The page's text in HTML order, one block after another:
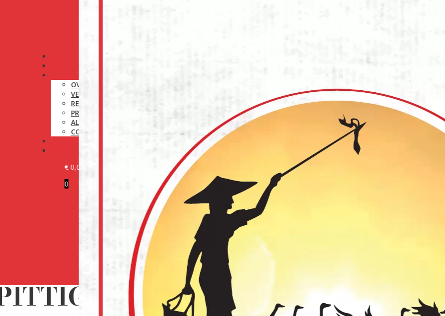
ALLE PRODUCTEN
OVER ONS
VERZENDINGSBELEID
RETOURNERINGSBELEID
PRIVACYBELEID
ALGEMENE VOORWAARDEN
COOKIEBELEID (EU)
€ 0,00
0
KLANT WORDEN
LOG IN
Neem contact op met onze experts via:
(50)